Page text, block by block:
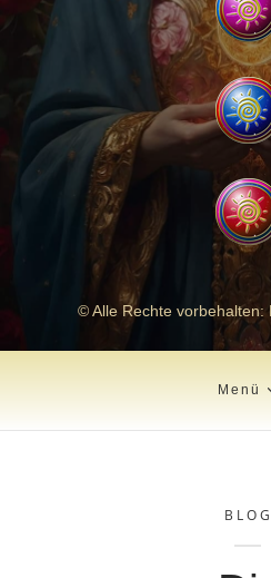
© Alle Rechte vorbehalten:
Menü
BLOG